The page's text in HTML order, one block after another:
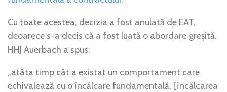
Cu toate acestea, decizia a fost anulată de EAT,
deoarece s-a decis că a fost luată o abordare greșită.
HHJ Auerbach a spus:
„atâta timp cât a existat un comportament care
echivalează cu o încălcare fundamentală, [încălcarea